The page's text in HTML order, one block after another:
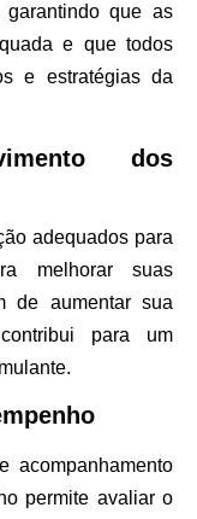
garantindo que as
e que todos
e estratégias da
dos
adequados para
melhorar suas
de aumentar sua
para um
acompanhamento
permite avaliar o